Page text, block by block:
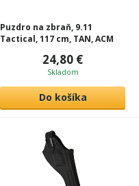
Puzdro na zbraň, 9.11
Tactical, 117 cm, TAN, ACM
24,80 €
Skladom
Do košíka